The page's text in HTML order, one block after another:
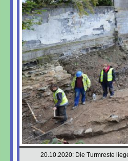
20.10.2020: Die Turmreste